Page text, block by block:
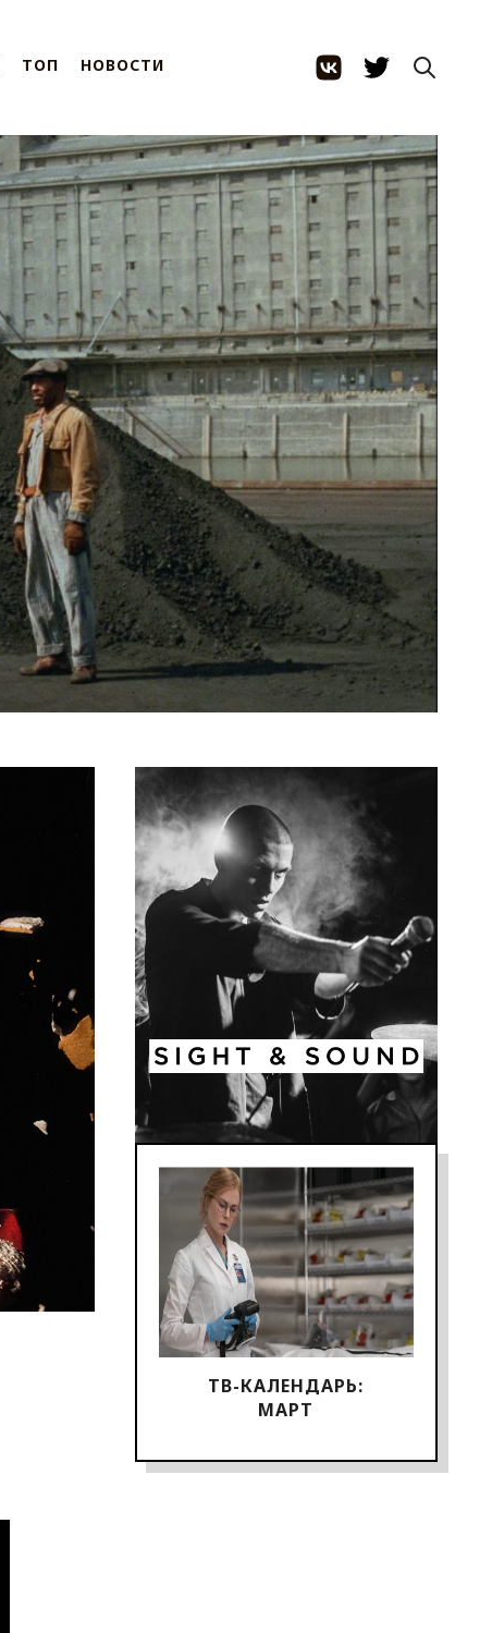
ТОП НОВОСТИ
ТВ-КАЛЕНДАРЬ:
МАРТ